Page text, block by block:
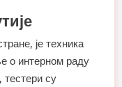
је техника
о интерном раду
тестери су